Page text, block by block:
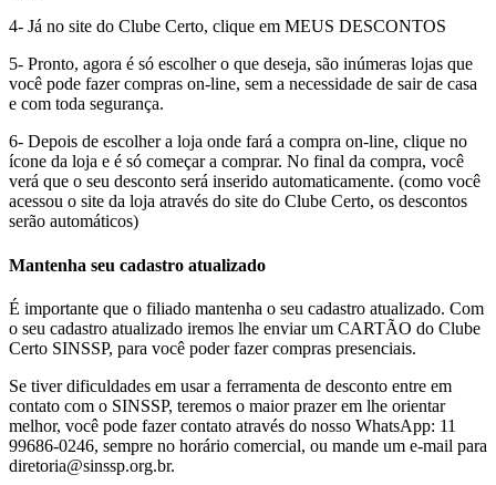
4- Já no site do Clube Certo, clique em MEUS DESCONTOS
5- Pronto, agora é só escolher o que deseja, são inúmeras lojas que
você pode fazer compras on-line, sem a necessidade de sair de casa
e com toda segurança.
6- Depois de escolher a loja onde fará a compra on-line, clique no
ícone da loja e é só começar a comprar. No final da compra, você
verá que o seu desconto será inserido automaticamente. (como você
acessou o site da loja através do site do Clube Certo, os descontos
serão automáticos)
Mantenha seu cadastro atualizado
É importante que o filiado mantenha o seu cadastro atualizado. Com
o seu cadastro atualizado iremos lhe enviar um CARTÃO do Clube
Certo SINSSP, para você poder fazer compras presenciais.
Se tiver dificuldades em usar a ferramenta de desconto entre em
contato com o SINSSP, teremos o maior prazer em lhe orientar
melhor, você pode fazer contato através do nosso WhatsApp: 11
99686-0246, sempre no horário comercial, ou mande um e-mail para
diretoria@sinssp.org.br.